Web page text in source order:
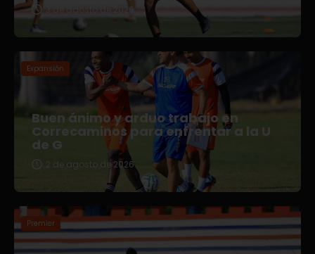
3 de agosto de 2026
Expansión
Buen ánimo y arduo trabajo en
Correcaminos para enfrentar a la U
de G
2 de agosto de 2026
Premier